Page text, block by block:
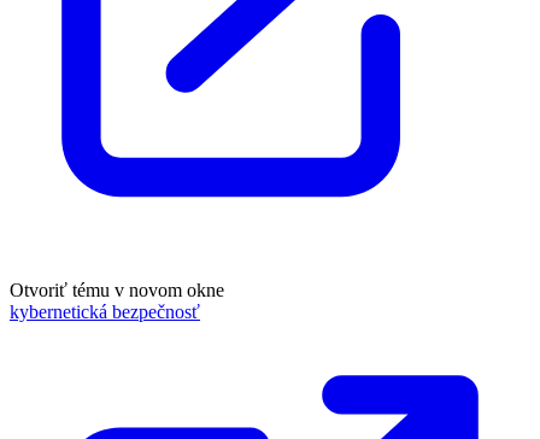
Otvoriť tému v novom okne
kybernetická bezpečnosť